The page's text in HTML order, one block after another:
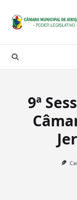
content
9ª